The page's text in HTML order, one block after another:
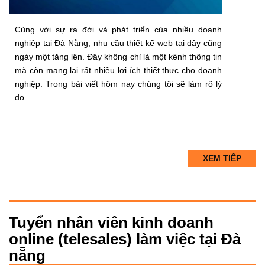
Cùng với sự ra đời và phát triển của nhiều doanh
nghiệp tại Đà Nẵng, nhu cầu thiết kế web tại đây cũng
ngày một tăng lên. Đây không chỉ là một kênh thông tin
mà còn mang lại rất nhiều lợi ích thiết thực cho doanh
nghiệp. Trong bài viết hôm nay chúng tôi sẽ làm rõ lý
do …
XEM TIẾP
Tuyển nhân viên kinh doanh
online (telesales) làm việc tại Đà
nẵng